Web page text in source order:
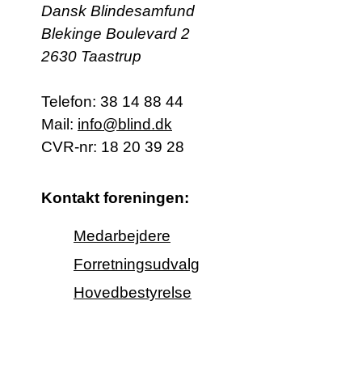
Dansk Blindesamfund
Blekinge Boulevard 2
2630 Taastrup
Telefon: 38 14 88 44
Mail: info@blind.dk
CVR-nr: 18 20 39 28
Kontakt foreningen:
Medarbejdere
Forretningsudvalg
Hovedbestyrelse